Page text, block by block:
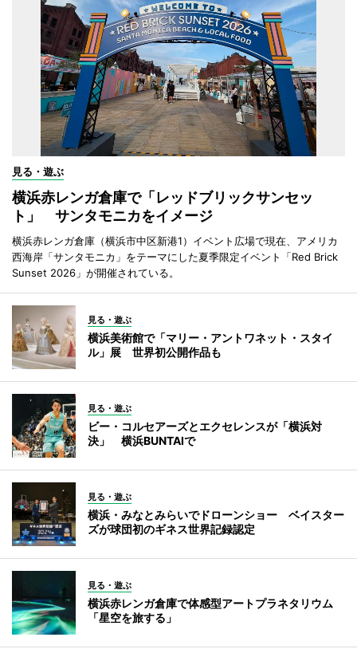
見る・遊ぶ
横浜赤レンガ倉庫で「レッドブリックサンセッ
ト」 サンタモニカをイメージ
横浜赤レンガ倉庫（横浜市中区新港1）イベント広場で現在、アメリカ
西海岸「サンタモニカ」をテーマにした夏季限定イベント「Red Brick
Sunset 2026」が開催されている。
見る・遊ぶ
横浜美術館で「マリー・アントワネット・スタイ
ル」展 世界初公開作品も
見る・遊ぶ
ビー・コルセアーズとエクセレンスが「横浜対
決」 横浜BUNTAIで
見る・遊ぶ
横浜・みなとみらいでドローンショー ベイスター
ズが球団初のギネス世界記録認定
見る・遊ぶ
横浜赤レンガ倉庫で体感型アートプラネタリウム
「星空を旅する」